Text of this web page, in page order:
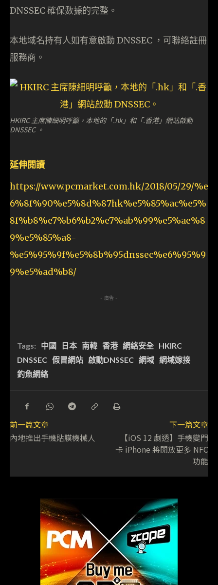
DNSSEC 確保數據的完整。
本地域名持有人如有意啟動 DNSSEC ，可聯絡註冊
服務商。
HKIRC 主席陳細明呼籲，本地的「.hk」和「.香港」網站啟動
DNSSEC 。
延伸閱讀
https://www.pcmarket.com.hk/2018/05/29/%e
6%8f%90%e5%8d%87hk%e5%85%ac%e5%
8f%b8%e7%b6%b2%e7%ab%99%e5%ae%8
9%e5%85%a8-
%e5%95%9f%e5%8b%95dnssec%e6%95%9
9%e5%ad%b8/
- 廣告 -
Tags: 中國 日本 南韓 香港 網絡安全 HKIRC
DNSSEC 假冒網站 啟動DNSSEC 網域 網域嫁接
釣魚網絡
前一篇文章
內地推出手機貼膜機械人
下一篇文章
【iOS 12 劇透】手機變門
卡 iPhone 將開放更多 NFC
功能